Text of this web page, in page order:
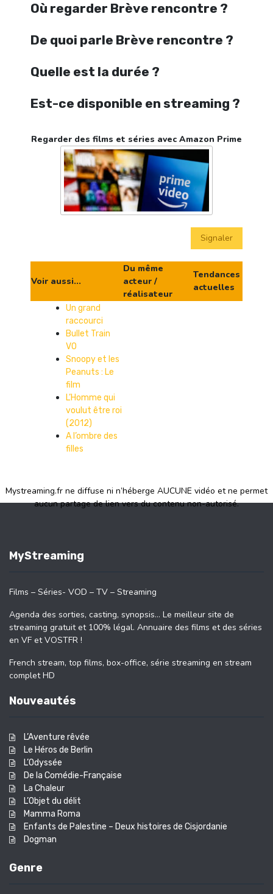
Où regarder Brève rencontre ?
De quoi parle Brève rencontre ?
Quelle est la durée ?
Est-ce disponible en streaming ?
Regarder des films et séries avec Amazon Prime
Signaler
Voir aussi...
Du même
acteur /
réalisateur
Tendances
actuelles
Un grand
raccourci
Bullet Train
VO
Snoopy et les
Peanuts : Le
film
L’Homme qui
voulut être roi
(2012)
A l’ombre des
filles
Mystreaming.fr ne diffuse ni n’héberge AUCUNE vidéo et ne permet
aucun partage de lien vers du contenu non-autorisé.
MyStreaming
Films – Séries- VOD – TV – Streaming
Agenda des sorties, casting, synopsis… Le meilleur site de
streaming gratuit et 100% légal. Annuaire des films et des séries
en VF et VOSTFR !
French stream, top films, box-office, série streaming en stream
complet HD
Nouveautés
L’Aventure rêvée
Le Héros de Berlin
L’Odyssée
De la Comédie-Française
La Chaleur
L’Objet du délit
Mamma Roma
Enfants de Palestine – Deux histoires de Cisjordanie
Dogman
Genre